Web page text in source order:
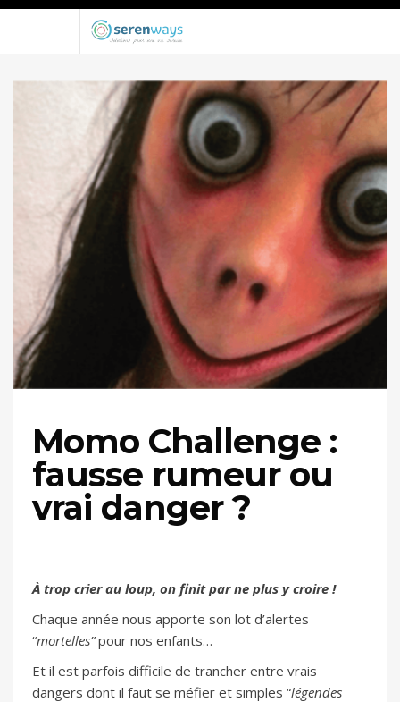
Momo Challenge :
fausse rumeur ou
vrai danger ?
À trop crier au loup, on finit par ne plus y croire !
Chaque année nous apporte son lot d’alertes
“mortelles”pour nos enfants…
Et il est parfois difficile de trancher entre vrais
dangers dont il faut se méfier et simples “légendes